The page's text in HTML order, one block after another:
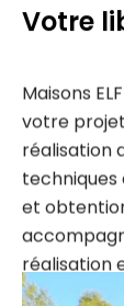
Votre
votre
réalisation
techniques
et
réalisation